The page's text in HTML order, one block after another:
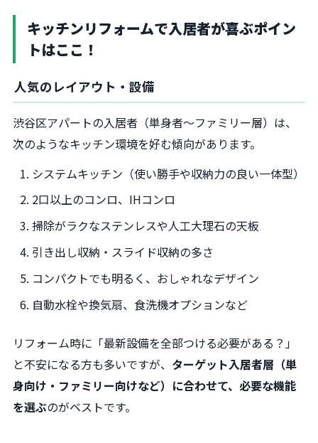
キッチンリフォームで入居者が喜ぶポイン
トはここ！
人気のレイアウト・設備
渋谷区アパートの入居者（単身者～ファミリー層）は、
次のようなキッチン環境を好む傾向があります。
システムキッチン（使い勝手や収納力の良い一体型）
2口以上のコンロ、IHコンロ
掃除がラクなステンレスや人工大理石の天板
引き出し収納・スライド収納の多さ
コンパクトでも明るく、おしゃれなデザイン
自動水栓や換気扇、食洗機オプションなど
リフォーム時に「最新設備を全部つける必要がある？」
と不安になる方も多いですが、 ターゲット入居者層（単
身向け・ファミリー向けなど）に合わせて、必要な機能
を選ぶのがベストです。